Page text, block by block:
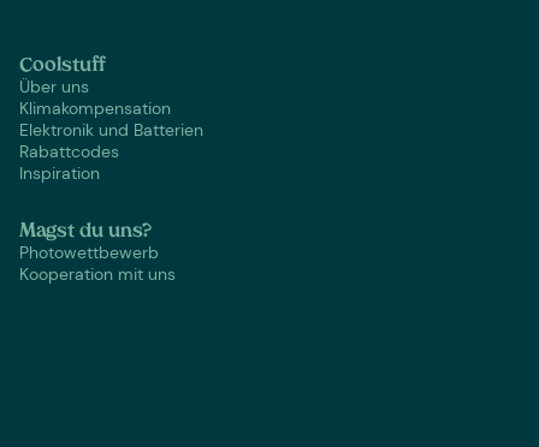
Coolstuff
Über uns
Klimakompensation
Elektronik und Batterien
Rabattcodes
Inspiration
Magst du uns?
Photowettbewerb
Kooperation mit uns